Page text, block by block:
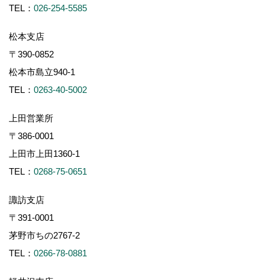
TEL： 026-254-5585
松本支店
〒390-0852
松本市島立940-1
TEL： 0263-40-5002
上田営業所
〒386-0001
上田市上田1360-1
TEL： 0268-75-0651
諏訪支店
〒391-0001
茅野市ちの2767-2
TEL： 0266-78-0881